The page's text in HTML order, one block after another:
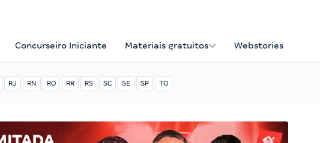
Concurseiro Iniciante Materiais gratuitos Webstories
RJ RN RO RR RS SC SE SP TO